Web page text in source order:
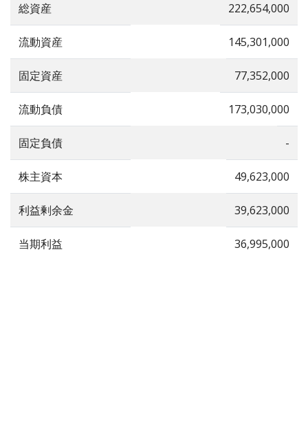
総資産 222,654,000
流動資産 145,301,000
固定資産 77,352,000
流動負債 173,030,000
固定負債 -
株主資本 49,623,000
利益剰余金 39,623,000
当期利益 36,995,000